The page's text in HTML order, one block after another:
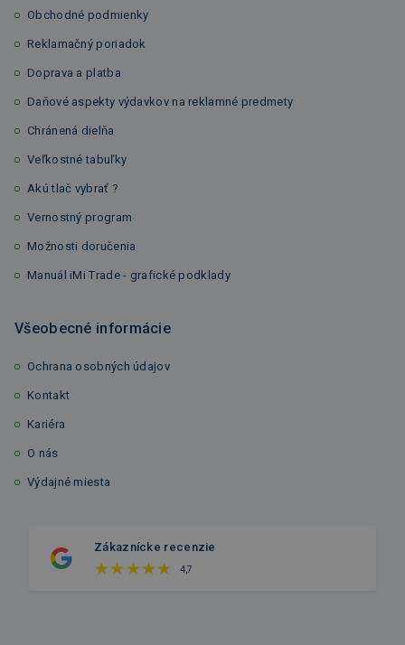
Obchodné podmienky
Reklamačný poriadok
Doprava a platba
Daňové aspekty výdavkov na reklamné predmety
Chránená dielňa
Veľkostné tabuľky
Akú tlač vybrať ?
Vernostný program
Možnosti doručenia
Manuál iMi Trade - grafické podklady
Všeobecné informácie
Ochrana osobných údajov
Kontakt
Kariéra
O nás
Výdajné miesta
Zákaznícke recenzie
4,7